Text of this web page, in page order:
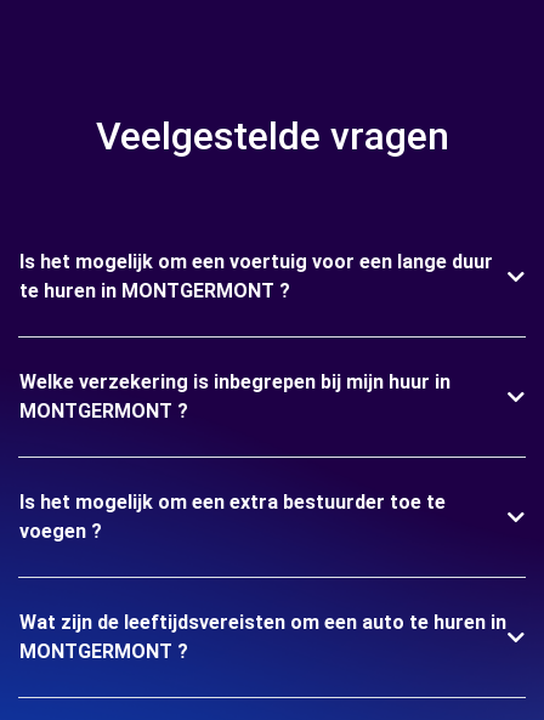
Veelgestelde vragen
Is het mogelijk om een voertuig voor een lange duur
te huren in MONTGERMONT ?
Welke verzekering is inbegrepen bij mijn huur in
MONTGERMONT ?
Is het mogelijk om een extra bestuurder toe te
voegen ?
Wat zijn de leeftijdsvereisten om een auto te huren in
MONTGERMONT ?